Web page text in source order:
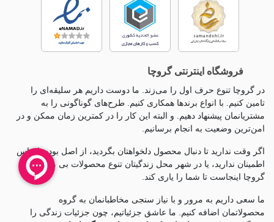
فروشگاه اینترنتی گروچا
در گروچا تنوع حرف اول را می‌زند. ما دوست داریم هر سلیقه‌ای را
تامین کنیم. با انواع برندها همکاری کنیم. طرح‌های گوناگونی را به
مشتریانمان پیشنهاد دهیم. و البته این کار را در کمترین زمان ممکن و در
امن‌ترین وضعیت به انجام برسانیم.
اگر وقت ندارید تا دنبال محصول دلخواهتان بگردید، از اصل بودن اجناس
اطمینان ندارید، یا در شهر محل زندگیتان تنوع محصولات بی معناست،
گروچا اینجاست تا شما را یاری کند.
ما سعی داریم به مرور و با نیاز سنجی مخاطبانمان به گروه
محصولاتمان اضافه کنیم. ما عاشق جزئياتیم، چون جزئيات زندگی را